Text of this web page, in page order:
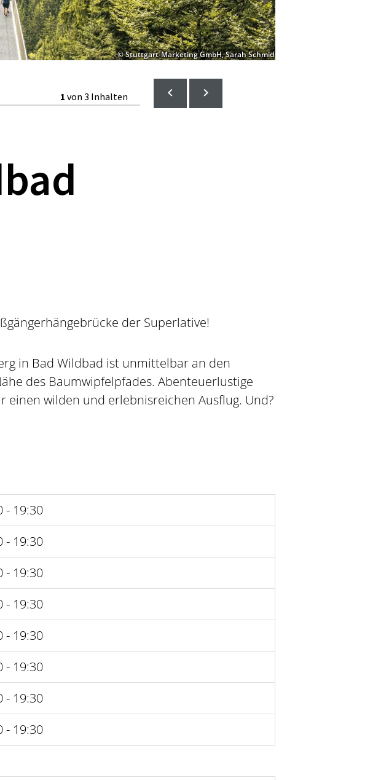
© Stuttgart-Marketing GmbH, Sarah Schmid
1 von 3 Inhalten
der Superlative!
in Bad Wildbad ist unmittelbar an den
des Baumwipfelpfades. Abenteuerlustige
einen wilden und erlebnisreichen Ausflug. Und?
- 19:30
- 19:30
- 19:30
- 19:30
- 19:30
- 19:30
- 19:30
- 19:30